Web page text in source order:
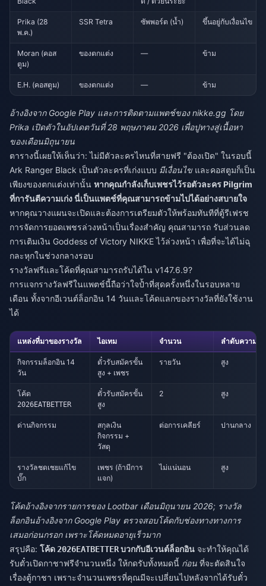
Prika (28
พ.ค.)
SSR Tetra ซัพพอร์ต (น้ำ) ขึ้นอยู่กับเงื่อนไข
Moran (คอส
ตูม)
ของตกแต่ง — ข้าม
E.H. (คอสตูม) ของตกแต่ง — ข้าม
อ้างอิงจาก Google Play และการติดตามแพตช์ของ nikke.gg โดย
Prika เปิดตัวในอัปเดตวันที่ 28 พฤษภาคม 2026 เพื่อปูทางสู่เนื้อหา
ของเดือนมิถุนายน
ตารางนี้เผยให้เห็นว่า: ไม่มีตัวละครไหนที่สายฟรี "ต้องเปิด" ในรอบนี้
Ark Ranger Black เป็นตัวละครที่เก่งแบบ มีเงื่อนไขและคอสตูมก็เป็น
เพียงของตกแต่งเท่านั้น หากคุณกำลังเก็บเพชรไว้รอตัวละคร Pilgrim
ที่การันตีความเก่ง นี่เป็นแพตช์ที่คุณสามารถข้ามไปได้อย่างสบายใจ
หากคุณวางแผนจะเปิดและต้องการเตรียมตัวให้พร้อมทันทีที่ตู้รีเฟรช
การจัดการยอดเพชรล่วงหน้าเป็นเรื่องสำคัญ คุณสามารถ รับส่วนลด
การเติมเงิน Goddess of Victory NIKKEไว้ล่วงหน้า เพื่อที่จะได้ไม่ฉุ
กละหุกในช่วงกลางรอบ
รางวัลฟรีและโค้ดที่คุณสามารถรับได้ใน v147.6.9?
การแจกรางวัลฟรีในแพตช์นี้ถือว่าใจป้ำที่สุดครั้งหนึ่งในรอบหลาย
เดือน ทั้งจากอีเวนต์ล็อกอิน 14 วันและโค้ดแลกของรางวัลที่ยังใช้งาน
ได้
แหล่งที่มาของรางวัล ไอเทม จำนวน ลำดับความส
กิจกรรมล็อกอิน 14
วัน
ตั๋วรับสมัครขั้น
สูง + เพชร
รายวัน สูง
โค้ด
2026EATBETTER
ตั๋วรับสมัครขั้น
สูง
2 สูง
ด่านกิจกรรม
สกุลเงิน
กิจกรรม +
วัสดุ
ต่อการเคลียร์ ปานกลาง
รางวัลชดเชยแก้ไข
บั๊ก
เพชร (ถ้ามีการ
แจก)
ไม่แน่นอน สูง
โค้ดอ้างอิงจากรายการของ Lootbar เดือนมิถุนายน 2026; รางวัล
ล็อกอินอ้างอิงจาก Google Play ตรวจสอบโค้ดกับช่องทางทางการ
เสมอก่อนกรอก เพราะโค้ดหมดอายุเร็วมาก
สรุปคือ: โค้ด 2026EATBETTERบวกกับอีเวนต์ล็อกอิน จะทำให้คุณได้
รับตั๋วเปิดกาชาฟรีจำนวนหนึ่ง ให้กดรับทั้งหมดนี้ ก่อน ที่จะตัดสินใจ
เรื่องตู้กาชา เพราะจำนวนเพชรที่คุณมีจะเปลี่ยนไปหลังจากได้รับตั๋ว